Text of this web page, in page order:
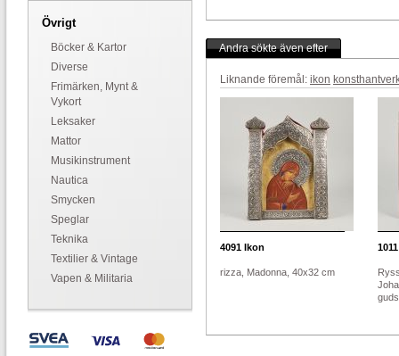
Övrigt
Böcker & Kartor
Diverse
Frimärken, Mynt &
Vykort
Leksaker
Mattor
Musikinstrument
Nautica
Smycken
Speglar
Teknika
Textilier & Vintage
Vapen & Militaria
Andra sökte även efter
Liknande föremål: ikon
4091 Ikon
rizza, Madonna, 40x32 cm
1011